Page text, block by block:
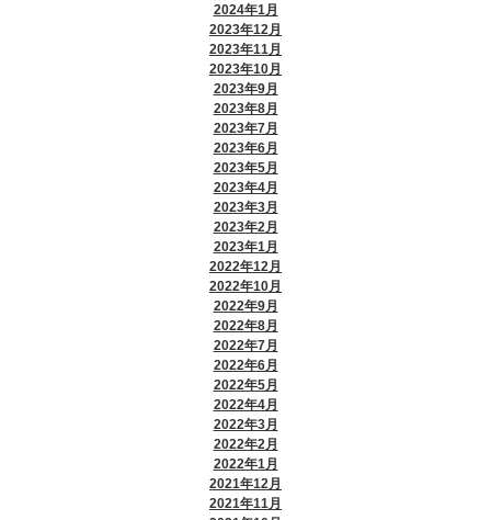
2024年1月
2023年12月
2023年11月
2023年10月
2023年9月
2023年8月
2023年7月
2023年6月
2023年5月
2023年4月
2023年3月
2023年2月
2023年1月
2022年12月
2022年10月
2022年9月
2022年8月
2022年7月
2022年6月
2022年5月
2022年4月
2022年3月
2022年2月
2022年1月
2021年12月
2021年11月